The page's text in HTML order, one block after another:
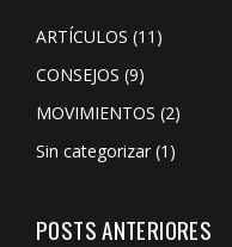
ARTÍCULOS (11)
CONSEJOS (9)
MOVIMIENTOS (2)
Sin categorizar (1)
POSTS ANTERIORES